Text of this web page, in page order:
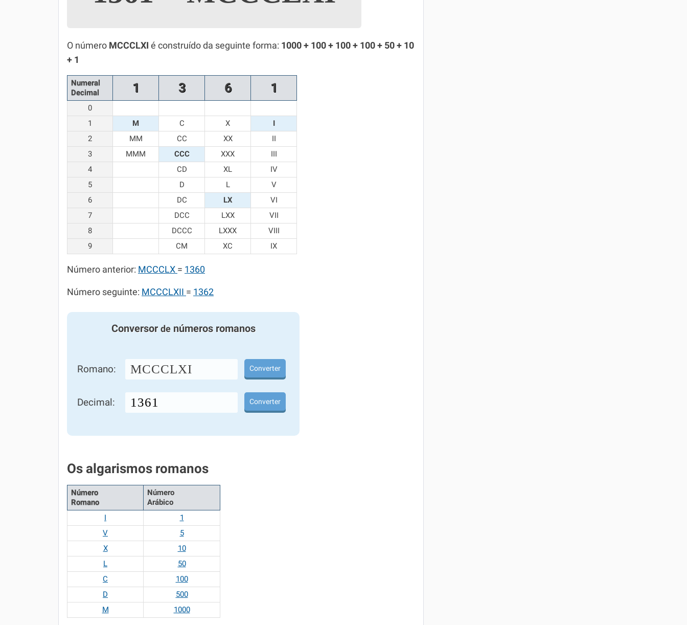
Química
Todos os Exercícios
O número MCCCLXI é construído da seguinte forma: 1000 + 100 + 100 + 100 + 50 + 10
+ 1
Numeral
Decimal
1 3 6 1
0
1
M C X
I
2
MM CC XX
II
3
MMM CCC XXX
III
4
CD XL
IV
5
D L
V
6
DC LX
VI
7
DCC LXX
VII
8
DCCC LXXX
VIII
9
CM XC IX
Número anterior: MCCCLX = 1360
Número seguinte: MCCCLXII = 1362
Conversor denúmeros romanos
Romano: MCCCLXI Converter
Decimal: Converter
Os algarismos romanos
Número
Romano
Número
Arábico
I
1
V
5
X
10
L
50
C
100
D
500
M
1000